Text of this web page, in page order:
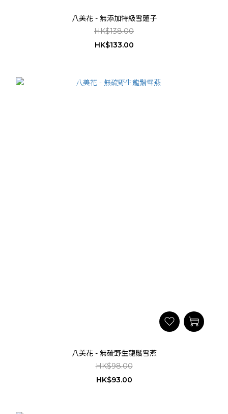
八美花 - 無添加特級雪蓮子
HK$138.00
HK$133.00
八美花 - 無硫野生龍鬚雪燕
HK$98.00
HK$93.00